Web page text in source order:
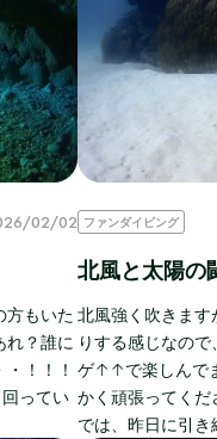
02/02
方もいた
れ？誰に
！！！
ってい
ファンダイビング
北風と太陽の
北風強く吹きま
りする感じなの
ゲ↑↑で楽しんで
かく頑張ってく
では、昨日に引